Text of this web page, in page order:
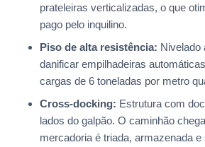
prateleiras verticalizadas, o que
pago pelo inquilino.
Piso de alta resistência: Nivelado
danificar empilhadeiras
cargas de 6 toneladas por metro
Cross-docking: Estrutura com
lados do galpão. O caminhão
mercadoria é triada, armazenada e